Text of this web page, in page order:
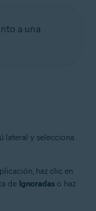
a una
lateral y selecciona
haz clic en
de Ignoradaso haz